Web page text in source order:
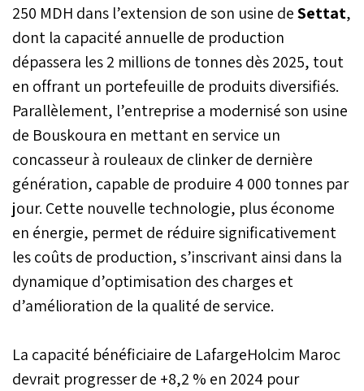
250 MDH dans l’extension de son usine deSettat,
dont la capacité annuelle de production
dépassera les 2 millions de tonnes dès 2025, tout
en offrant un portefeuille de produits diversifiés.
Parallèlement, l’entreprise a modernisé son usine
de Bouskoura en mettant en service un
concasseur à rouleaux de clinker de dernière
génération, capable de produire 4 000 tonnes par
jour. Cette nouvelle technologie, plus économe
en énergie, permet de réduire significativement
les coûts de production, s’inscrivant ainsi dans la
dynamique d’optimisation des charges et
d’amélioration de la qualité de service.
La capacité bénéficiaire de LafargeHolcim Maroc
devrait progresser de +8,2 % en 2024 pour